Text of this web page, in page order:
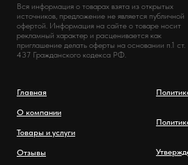
Вся информация о товарах взята из открытых
источников, предложение не является публичной
офертой. Информация на сайте о товаре носит
рекламный характер и расценивается как
приглашение делать оферты на основании п.1 ст.
437 Гражданского кодекса РФ.
Главная
О компании
Товары и услуги
Отзывы